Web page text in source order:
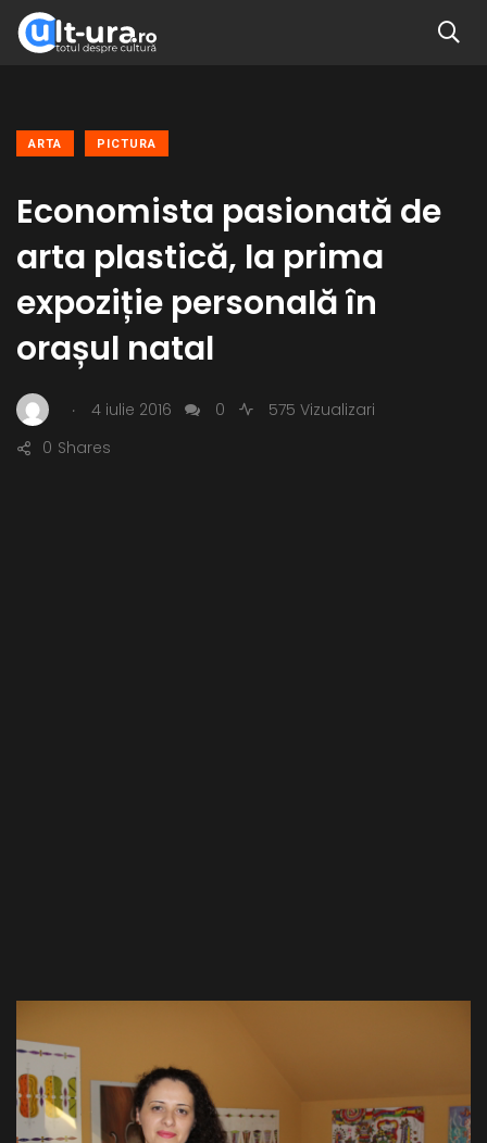
ARTA PICTURA
Economista pasionată de
arta plastică, la prima
expoziție personală în
orașul natal
. 4 iulie 2016 0
575 Vizualizari
Shares
0